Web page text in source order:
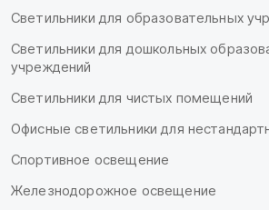
Светильники для образовательных
Светильники для дошкольных
учреждений
Светильники для чистых помещений
Офисные светильники для
Спортивное освещение
Железнодорожное освещение